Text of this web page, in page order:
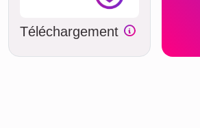
Téléchargement